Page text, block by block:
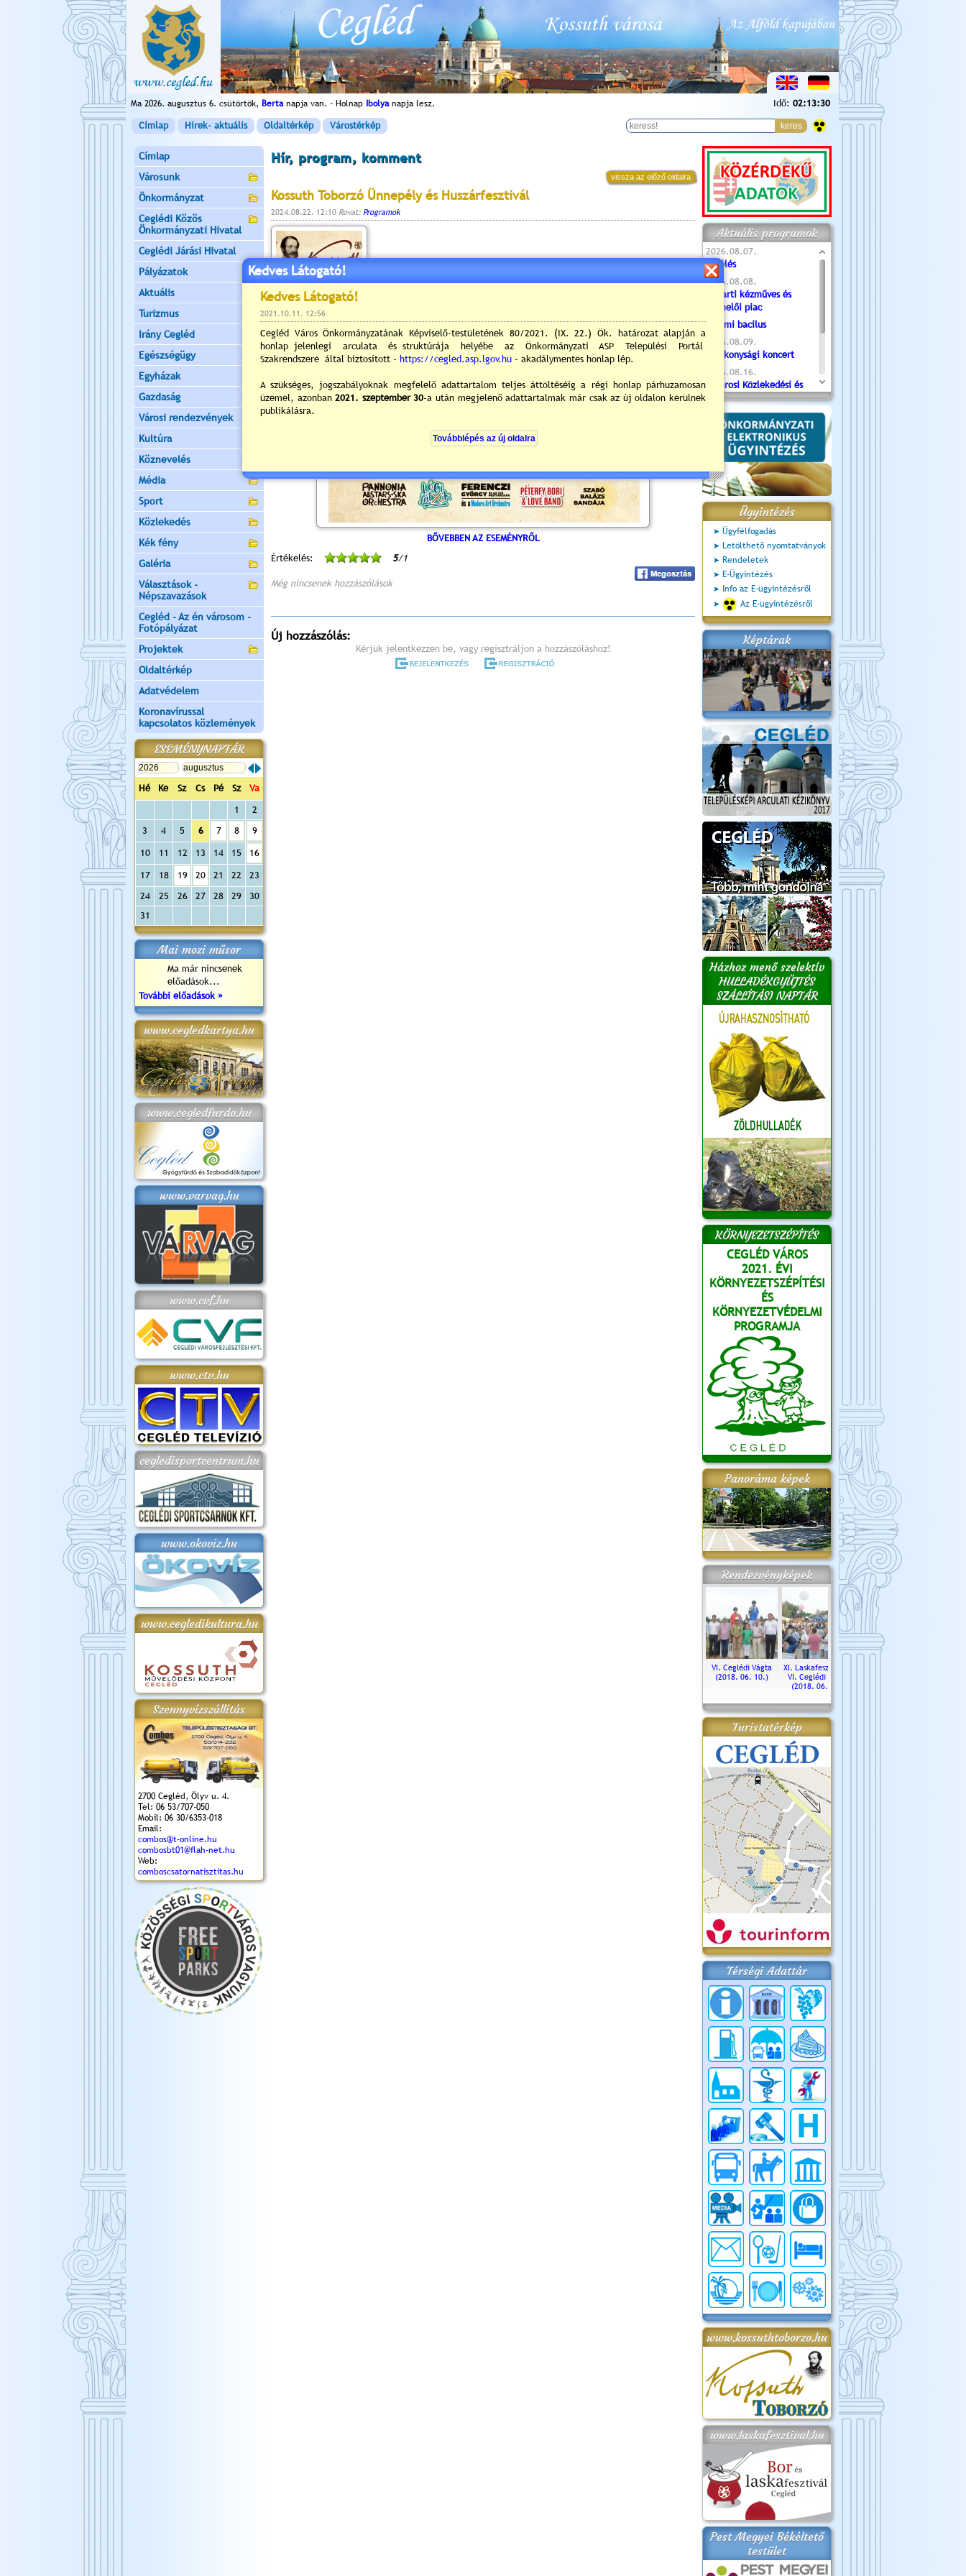
Ma 2026. augusztus 6. csütörtök, Bertanapja van. - Holnap Ibolyanapja lesz. Idő: 02:13:31
Címlap Hírek- aktuális Oldaltérkép Várostérkép
Címlap
Városunk
Önkormányzat
Ceglédi Közös
Önkormányzati Hivatal
Ceglédi Járási Hivatal
Pályázatok
Aktuális
Turizmus
Irány Cegléd
Egészségügy
Egyházak
Gazdaság
Városi rendezvények
Kultúra
Köznevelés
Média
Sport
Közlekedés
Kék fény
Galéria
Választások -
Népszavazások
Cegléd - Az én városom -
Fotópályázat
Projektek
Oldaltérkép
Adatvédelem
Koronavírussal
kapcsolatos közlemények
ESEMÉNYNAPTÁR
Hé Ke Sz Cs Pé Sz
Va
1
2
3
4 5 6 7 8 9
10 11 12 13 14 15 16
17 18 19 20 21 22
23
24
25 26 27 28 29
30
31
Mai mozi műsor
Ma már nincsenek
előadások...
További előadások »
www.cegledkartya.hu
www.cegledfurdo.hu
www.varvag.hu
www.cvf.hu
www.ctv.hu
cegledisportcentrum.hu
www.okoviz.hu
www.cegledikultura.hu
Szennyvízszállítás
2700 Cegléd, Ölyv u. 4.
Tel: 06 53/707-050
Mobil: 06 30/6353-018
Email:
combos@t-online.hu
combosbt01@flah-net.hu
Web:
comboscsatornatisztitas.hu
Hír, program, komment
vissza az előző oldalra
Kossuth Toborzó Ünnepély és Huszárfesztivál
2024.08.22. 12:10 Rovat: Programok
BŐVEBBEN AZ ESEMÉNYRŐL
Értékelés:
5/1
Még nincsenek hozzászólások
Új hozzászólás:
Kérjük jelentkezzen be, vagy regisztráljon a hozzászóláshoz!
Aktuális programok
2026.08.07.
Túlélés
2026.08.08.
Tóparti kézműves és
termelői piac
Valami bacilus
2026.08.09.
Jótékonysági koncert
2026.08.16.
Újvárosi Közlekedési és
Sportnap
2026.08.19.
Ceglédi fotóklub kiállítás
2026.08.20.
Szent István Ünnepe
Ügyintézés
Ügyfélfogadás
Letölthető nyomtatványok
Rendeletek
E-Ügyintézés
Info az E-ügyintézésről
Az E-ügyintézésről
Képtárak
Házhoz menő szelektív
HULLADÉKGYŰJTÉS
SZÁLLÍTÁSI NAPTÁR
KÖRNYEZETSZÉPÍTÉS
CEGLÉD VÁROS
2021. ÉVI
KÖRNYEZETSZÉPÍTÉSI
ÉS
KÖRNYEZETVÉDELMI
PROGRAMJA
Panoráma képek
Rendezvényképek
VI. Ceglédi Vágta
(2018. 06. 10.)
XI. Laskafesztivál és
VI. Ceglédi Vágta
(2018. 06. 10.)
Városnapok 2018.
Kossuth Toborzó
Ünnepély
Szent István Ünnepe
(2017. 08. 20.)
Turistatérkép
Térségi Adattár
www.kossuthtoborzo.hu
www.laskafesztival.hu
Pest Megyei Békéltető
testület
Kedves Látogató!